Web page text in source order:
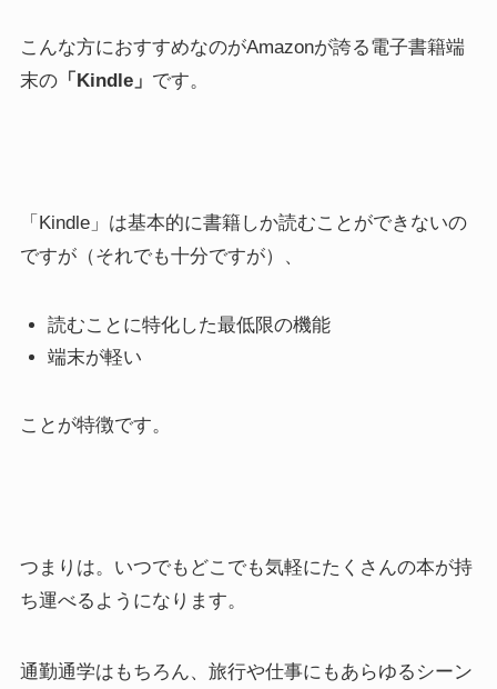
こんな方におすすめなのがAmazonが誇る電子書籍端
末の「Kindle」 です。
「Kindle」は基本的に書籍しか読むことができないの
ですが（それでも十分ですが）、
読むことに特化した最低限の機能
端末が軽い
ことが特徴です。
つまりは。いつでもどこでも気軽にたくさんの本が持
ち運べるようになります。
通勤通学はもちろん、旅行や仕事にもあらゆるシーン